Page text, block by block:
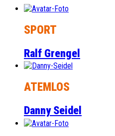
SPORT
Ralf Grengel
ATEMLOS
Danny Seidel